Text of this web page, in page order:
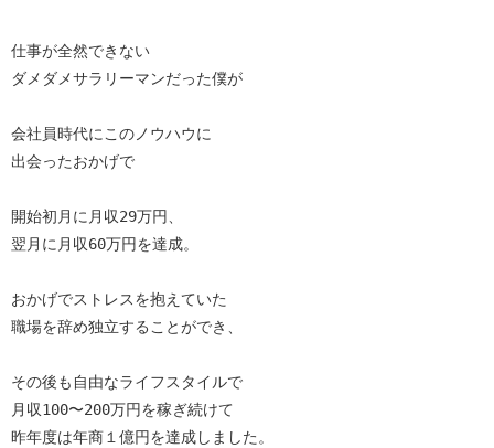
仕事が全然できない
ダメダメサラリーマンだった僕が
会社員時代にこのノウハウに
出会ったおかげで
開始初月に月収29万円、
翌月に月収60万円を達成。
おかげでストレスを抱えていた
職場を辞め独立することができ、
その後も自由なライフスタイルで
月収100〜200万円を稼ぎ続けて
昨年度は年商１億円を達成しました。